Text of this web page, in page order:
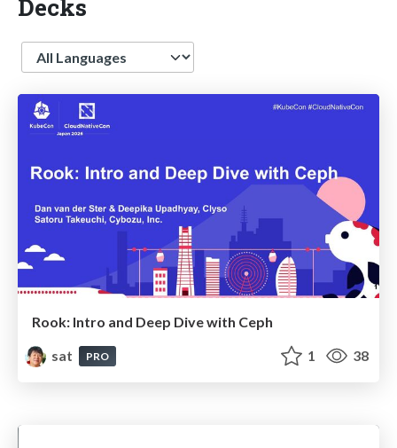
Decks
Language
Rook: Intro and Deep Dive with Ceph
sat
PRO 1 38